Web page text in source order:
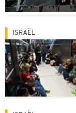
ISRAËL